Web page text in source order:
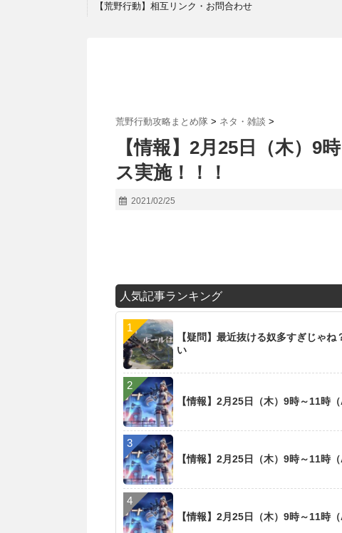
【荒野行動】相互リンク・お問合わせ
荒野行動攻略まとめ隊 > ネタ・雑談 >
【情報】2月25日（木）9
ス実施！！！
2021/02/25
人気記事ランキング
【疑問】最近抜ける奴多すぎじゃ
い
【情報】2月25日（木）9時～11時
【情報】2月25日（木）9時～11時
【情報】2月25日（木）9時～11時